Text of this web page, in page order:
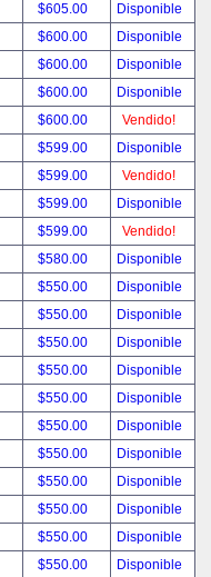
$605.00
Disponible
$600.00
Disponible
$600.00
Disponible
$600.00
Disponible
$600.00
Vendido!
$599.00
Disponible
$599.00
Vendido!
$599.00
Disponible
$599.00
Vendido!
$580.00
Disponible
$550.00
Disponible
$550.00
Disponible
$550.00
Disponible
$550.00
Disponible
$550.00
Disponible
$550.00
Disponible
$550.00
Disponible
$550.00
Disponible
$550.00
Disponible
$550.00
Disponible
$550.00 Disponible